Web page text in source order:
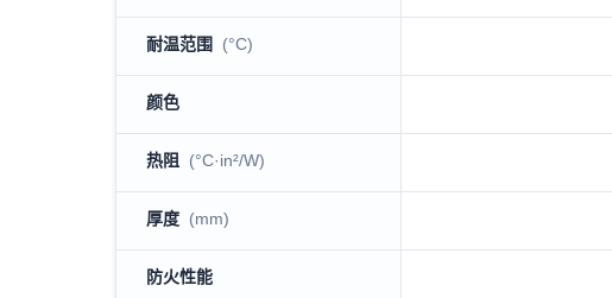
耐温范围 (°C)
颜色
热阻 (°C·in²/W)
厚度 (mm)
防火性能